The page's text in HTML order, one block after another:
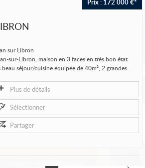
sur Libron
sur-Libron, maison en 3 faces en très bon état
beau séjour/cuisine équipée de 40m², 2 grandes...
Plus de détails
Sélectionner
Partager